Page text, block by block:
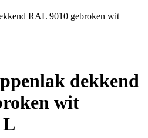
RAL 9010 gebroken wit
dekkend
wit
L